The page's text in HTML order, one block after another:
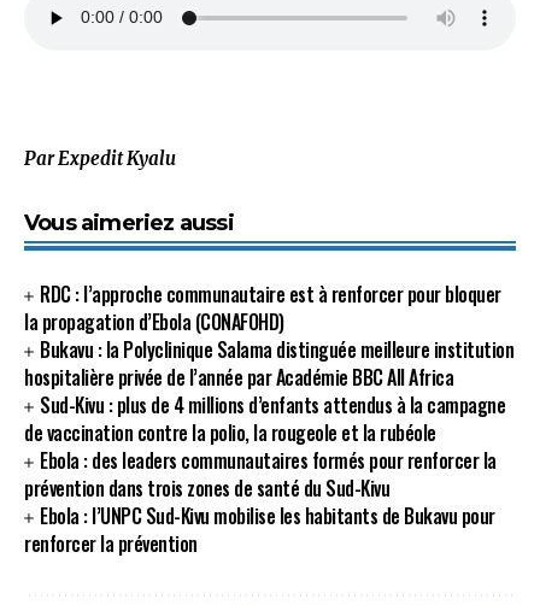
Par Expedit Kyalu
Vous aimeriez aussi
RDC : l’approche communautaire est à renforcer pour bloquer
la propagation d’Ebola (CONAFOHD)
Bukavu : la Polyclinique Salama distinguée meilleure institution
hospitalière privée de l’année par Académie BBC All Africa
Sud-Kivu : plus de 4 millions d’enfants attendus à la campagne
de vaccination contre la polio, la rougeole et la rubéole
Ebola : des leaders communautaires formés pour renforcer la
prévention dans trois zones de santé du Sud-Kivu
Ebola : l’UNPC Sud-Kivu mobilise les habitants de Bukavu pour
renforcer la prévention